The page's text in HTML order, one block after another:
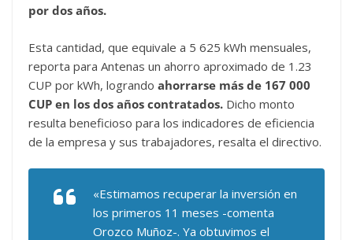
por dos años.
Esta cantidad, que equivale a 5 625 kWh mensuales,
reporta para Antenas un ahorro aproximado de 1.23
CUP por kWh, logrando ahorrarse más de 167 000
CUP en los dos años contratados. Dicho monto
resulta beneficioso para los indicadores de eficiencia
de la empresa y sus trabajadores, resalta el directivo.
«Estimamos recuperar la inversión en
los primeros 11 meses -comenta
Orozco Muñoz-. Ya obtuvimos el